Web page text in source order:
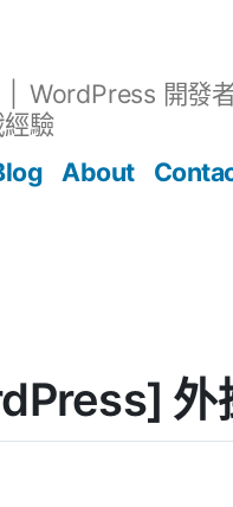
WordPress 開發
經驗
About
外